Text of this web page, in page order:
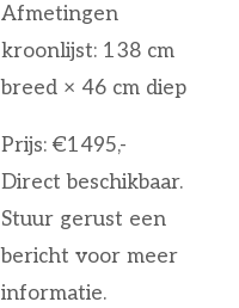
Afmetingen
kroonlijst: 138 cm
breed × 46 cm diep
Prijs: €1495,-
Direct beschikbaar.
Stuur gerust een
bericht voor meer
informatie.